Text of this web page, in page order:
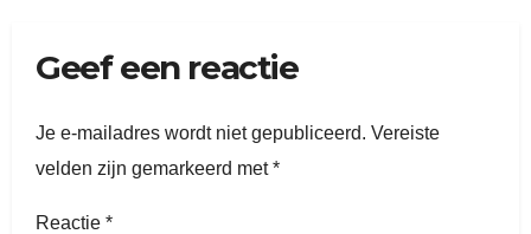
Geef een reactie
Je e-mailadres wordt niet gepubliceerd. Vereiste
velden zijn gemarkeerd met*
Reactie *